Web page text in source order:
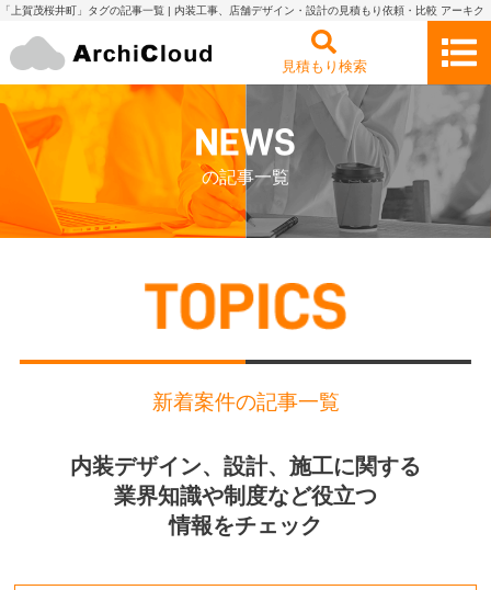
「上賀茂桜井町」タグの記事一覧 | 内装工事、店舗デザイン・設計の見積もり依頼・比較 アーキク
見積もり検索
の記事一覧
新着案件の記事一覧
内装デザイン、設計、施工に関する
業界知識や制度など役立つ
情報をチェック